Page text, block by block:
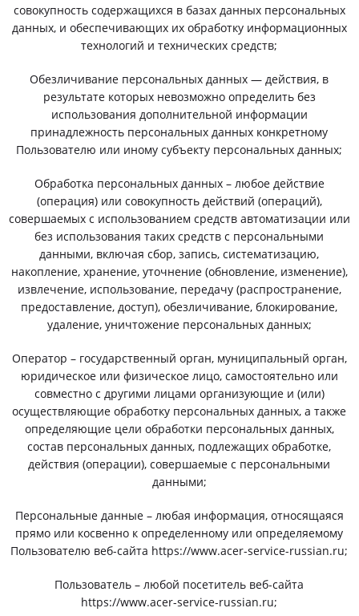
совокупность содержащихся в базах данных персональных
данных, и обеспечивающих их обработку информационных
технологий и технических средств;
Обезличивание персональных данных — действия, в
результате которых невозможно определить без
использования дополнительной информации
принадлежность персональных данных конкретному
Пользователю или иному субъекту персональных данных;
Обработка персональных данных – любое действие
(операция) или совокупность действий (операций),
совершаемых с использованием средств автоматизации или
без использования таких средств с персональными
данными, включая сбор, запись, систематизацию,
накопление, хранение, уточнение (обновление, изменение),
извлечение, использование, передачу (распространение,
предоставление, доступ), обезличивание, блокирование,
удаление, уничтожение персональных данных;
Оператор – государственный орган, муниципальный орган,
юридическое или физическое лицо, самостоятельно или
совместно с другими лицами организующие и (или)
осуществляющие обработку персональных данных, а также
определяющие цели обработки персональных данных,
состав персональных данных, подлежащих обработке,
действия (операции), совершаемые с персональными
данными;
Персональные данные – любая информация, относящаяся
прямо или косвенно к определенному или определяемому
Пользователю веб-сайта https://www.acer-service-russian.ru;
Пользователь – любой посетитель веб-сайта
https://www.acer-service-russian.ru;